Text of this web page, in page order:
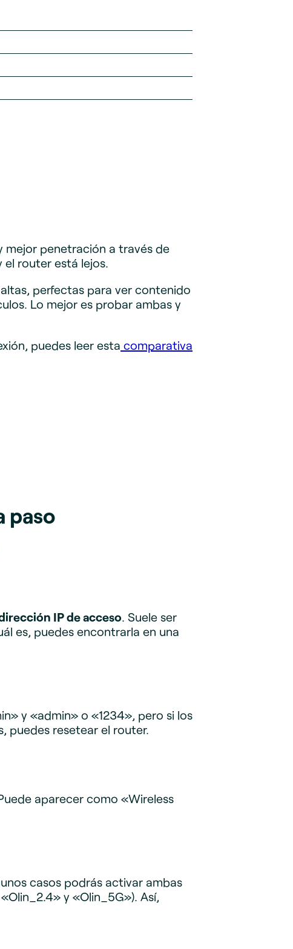
mejor penetración a través de
el router está lejos.
perfectas para ver contenido
Lo mejor es probar ambas y
puedes leer esta comparativa
paso
IP de acceso. Suele ser
es, puedes encontrarla en una
y «admin» o «1234», pero si los
puedes resetear el router.
aparecer como «Wireless
casos podrás activar ambas
y «Olin_5G»). Así,